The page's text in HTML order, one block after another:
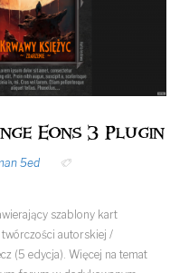
Eons 3 Plugin
5ed
szablony kart
autorskiej /
(5 edycja). Więcej na temat